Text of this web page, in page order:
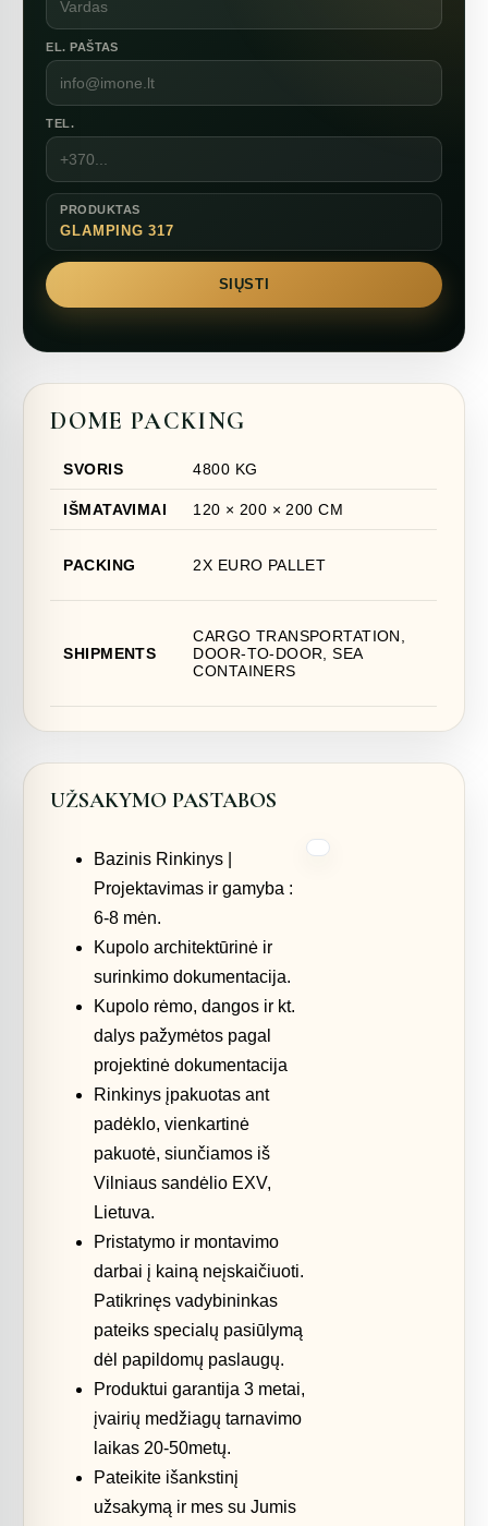
EL. PAŠTAS
TEL.
PRODUKTAS
GLAMPING 317
SIŲSTI
DOME PACKING
SVORIS 4800 KG
IŠMATAVIMAI 120 × 200 × 200 CM
PACKING 2X EURO PALLET
SHIPMENTS
CARGO TRANSPORTATION,
DOOR-TO-DOOR, SEA
CONTAINERS
UŽSAKYMO PASTABOS
Bazinis Rinkinys |
Projektavimas ir gamyba :
6-8 mėn.
Kupolo architektūrinė ir
surinkimo dokumentacija.
Kupolo rėmo, dangos ir kt.
dalys pažymėtos pagal
projektinė dokumentacija
Rinkinys įpakuotas ant
padėklo, vienkartinė
pakuotė, siunčiamos iš
Vilniaus sandėlio EXV,
Lietuva.
Pristatymo ir montavimo
darbai į kainą neįskaičiuoti.
Patikrinęs vadybininkas
pateiks specialų pasiūlymą
dėl papildomų paslaugų.
Produktui garantija 3 metai,
įvairių medžiagų tarnavimo
laikas 20-50metų.
Pateikite išankstinį
užsakymą ir mes su Jumis